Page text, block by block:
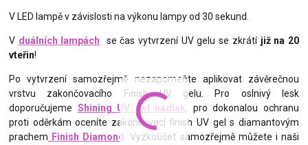
V LED lampě v závislosti na výkonu lampy od 30 sekund.
V duálních lampách se čas vytvrzení UV gelu se zkrátí již na 20
vteřin!
Po vytvrzení samozřejmě nezapomeňte aplikovat závěrečnou
vrstvu zakončovacího Finish UV gelu. Pro oslnivý lesk
doporučujeme Shining UV gel nadlak, pro dokonalou ochranu
proti oděrkám oceníte zakončovací finish UV gel s diamantovým
prachem Finish Diamond
. Vyzkoušet samozřejmě můžete i naši